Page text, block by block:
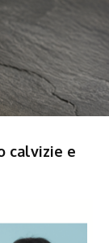
calvizie e